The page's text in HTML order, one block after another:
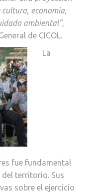
economía,
ambiental”,
de CICOL.
La
fue fundamental
territorio. Sus
sobre el ejercicio